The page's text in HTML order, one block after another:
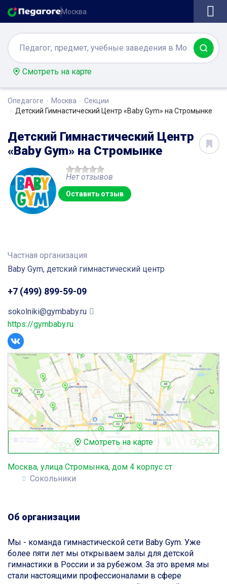
Москва
Смотреть на карте
Опедагоге Москва
Секции
Детский Гимнастический Центр «Baby Gym» на Стромынке
Детский Гимнастический Центр
«Baby Gym» на Стромынке
Нет отзывов
Оставить отзыв
Частная организация
Baby Gym, ​детский гимнастический центр
+7 (499) 899-59-09
sokolniki@gymbaby.ru
https://gymbaby.ru
Смотреть на карте
Москва, улица Стромынка, дом 4 корпус ст
Сокольники
Об организации
Мы - команда гимнастической сети Baby Gym. Уже
более пяти лет мы открываем залы для детской
гимнастики в России и за рубежом. За это время мы
стали настоящими профессионалами в сфере